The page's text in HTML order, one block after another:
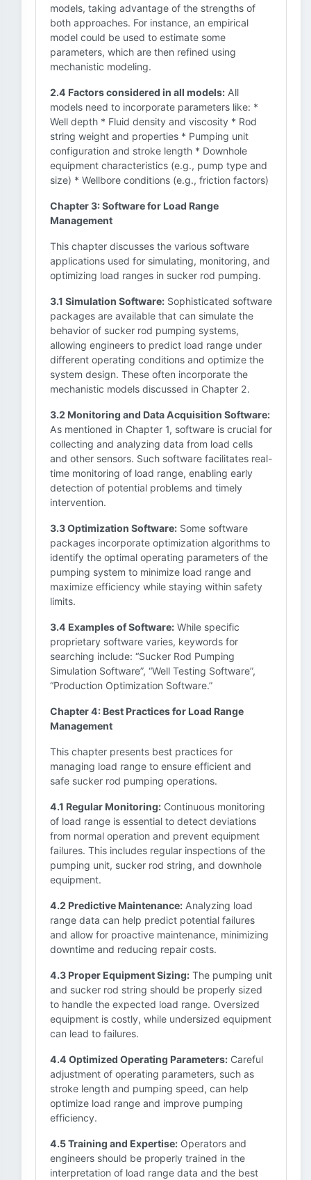
models, taking advantage of the strengths of
both approaches. For instance, an empirical
model could be used to estimate some
parameters, which are then refined using
mechanistic modeling.
2.4 Factors considered in all models: All
models need to incorporate parameters like: *
Well depth * Fluid density and viscosity * Rod
string weight and properties * Pumping unit
configuration and stroke length * Downhole
equipment characteristics (e.g., pump type and
size) * Wellbore conditions (e.g., friction factors)
Chapter 3: Software for Load Range
Management
This chapter discusses the various software
applications used for simulating, monitoring, and
optimizing load ranges in sucker rod pumping.
3.1 Simulation Software: Sophisticated software
packages are available that can simulate the
behavior of sucker rod pumping systems,
allowing engineers to predict load range under
different operating conditions and optimize the
system design. These often incorporate the
mechanistic models discussed in Chapter 2.
3.2 Monitoring and Data Acquisition Software:
As mentioned in Chapter 1, software is crucial for
collecting and analyzing data from load cells
and other sensors. Such software facilitates real-
time monitoring of load range, enabling early
detection of potential problems and timely
intervention.
3.3 Optimization Software: Some software
packages incorporate optimization algorithms to
identify the optimal operating parameters of the
pumping system to minimize load range and
maximize efficiency while staying within safety
limits.
3.4 Examples of Software: While specific
proprietary software varies, keywords for
searching include: “Sucker Rod Pumping
Simulation Software”, “Well Testing Software”,
“Production Optimization Software.”
Chapter 4: Best Practices for Load Range
Management
This chapter presents best practices for
managing load range to ensure efficient and
safe sucker rod pumping operations.
4.1 Regular Monitoring: Continuous monitoring
of load range is essential to detect deviations
from normal operation and prevent equipment
failures. This includes regular inspections of the
pumping unit, sucker rod string, and downhole
equipment.
4.2 Predictive Maintenance: Analyzing load
range data can help predict potential failures
and allow for proactive maintenance, minimizing
downtime and reducing repair costs.
4.3 Proper Equipment Sizing: The pumping unit
and sucker rod string should be properly sized
to handle the expected load range. Oversized
equipment is costly, while undersized equipment
can lead to failures.
4.4 Optimized Operating Parameters: Careful
adjustment of operating parameters, such as
stroke length and pumping speed, can help
optimize load range and improve pumping
efficiency.
4.5 Training and Expertise: Operators and
engineers should be properly trained in the
interpretation of load range data and the best